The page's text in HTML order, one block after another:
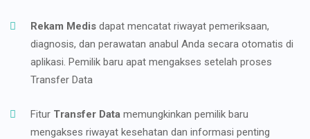
Rekam Medis dapat mencatat riwayat pemeriksaan,
diagnosis, dan perawatan anabul Anda secara otomatis di
aplikasi. Pemilik baru apat mengakses setelah proses
Transfer Data
Fitur Transfer Data memungkinkan pemilik baru
mengakses riwayat kesehatan dan informasi penting